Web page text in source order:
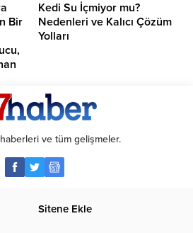
Bir
Kedi Su İçmiyor mu?
Nedenleri ve Kalıcı Çözüm
Yolları
ve tüm gelişmeler.
Sitene Ekle